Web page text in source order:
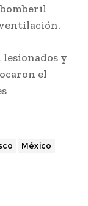
y
el
México